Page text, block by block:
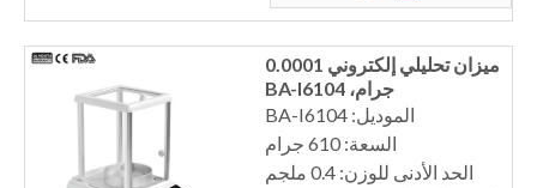
ميزان تحليلي إلكتروني 0.0001
جرام، BA-I6104
الموديل: BA-I6104
السعة: 610 جرام
الحد الأدنى للوزن: 0.4 ملجم